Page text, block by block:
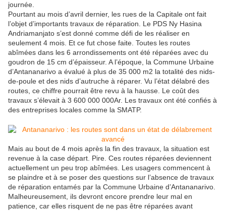
journée.
Pourtant au mois d’avril dernier, les rues de la Capitale ont fait
l’objet d’importants travaux de réparation. Le PDS Ny Hasina
Andriamanjato s’est donné comme défi de les réaliser en
seulement 4 mois. Et ce fut chose faite. Toutes les routes
abîmées dans les 6 arrondissements ont été réparées avec du
goudron de 15 cm d’épaisseur. A l’époque, la Commune Urbaine
d’Antananarivo a évalué à plus de 35 000 m2 la totalité des nids-
de-poule et des nids d’autruche à réparer. Vu l’état délabré des
routes, ce chiffre pourrait être revu à la hausse. Le coût des
travaux s’élevait à 3 600 000 000Ar. Les travaux ont été confiés à
des entreprises locales comme la SMATP.
Mais au bout de 4 mois après la fin des travaux, la situation est
revenue à la case départ. Pire. Ces routes réparées deviennent
actuellement un peu trop abîmées. Les usagers commencent à
se plaindre et à se poser des questions sur l’absence de travaux
de réparation entamés par la Commune Urbaine d’Antananarivo.
Malheureusement, ils devront encore prendre leur mal en
patience, car elles risquent de ne pas être réparées avant